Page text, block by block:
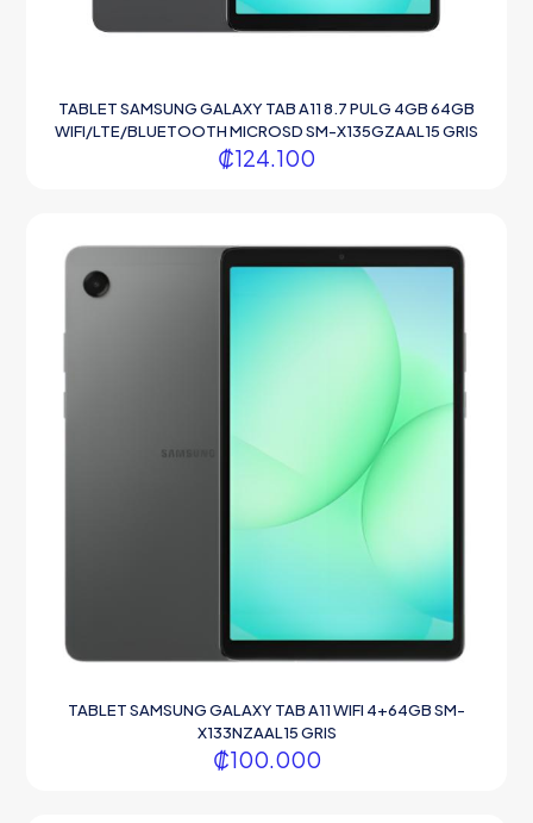
TABLET SAMSUNG GALAXY TAB A11 8.7 PULG 4GB 64GB
WIFI/LTE/BLUETOOTH MICROSD SM-X135GZAAL15 GRIS
₡124.100
TABLET SAMSUNG GALAXY TAB A11 WIFI 4+64GB SM-
X133NZAAL15 GRIS
₡100.000